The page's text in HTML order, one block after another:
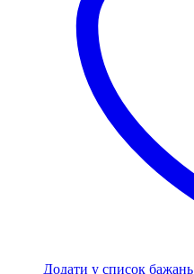
Додати у список бажань